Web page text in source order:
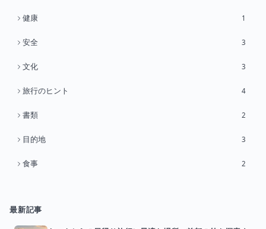
健康 1
安全 3
文化 3
旅行のヒント 4
書類 2
目的地 3
食事 2
最新記事